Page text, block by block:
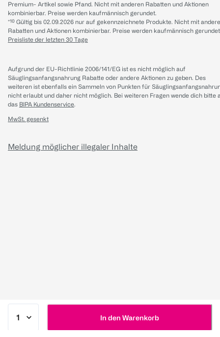
In den Warenkorb
Premium- Artikel sowie Pfand. Nicht mit anderen Rabatten und Aktionen
kombinierbar. Preise werden kaufmännisch gerundet.
*¹⁰ Gültig bis 02.09.2026 nur auf gekennzeichnete Produkte. Nicht mit
Rabatten und Aktionen kombinierbar. Preise werden kaufmännisch
Preisliste der letzten 30 Tage
Aufgrund der EU-Richtlinie 2006/141/EG ist es nicht möglich auf
Säuglingsanfangsnahrung Rabatte oder andere Aktionen zu geben. Des
weiteren ist ebenfalls ein Sammeln von Punkten für
nicht erlaubt und daher nicht möglich. Bei weiteren Fragen wende dich bitte
das BIPA Kundenservice.
MwSt. gesenkt
Meldung möglicher illegaler Inhalte